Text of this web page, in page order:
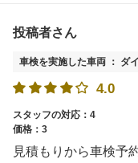
投稿者さん
車検を実施した車両 ： ダ
4.0
スタッフの対応：4
価格：3
見積もりから車検予